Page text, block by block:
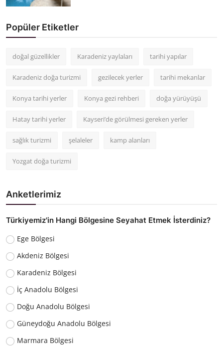
Popüler Etiketler
doğal güzellikler Karadeniz yaylaları tarihi yapılar
Karadeniz doğa turizmi gezilecek yerler tarihi mekanlar
Konya tarihi yerler Konya gezi rehberi doğa yürüyüşü
Hatay tarihi yerler Kayseri’de görülmesi gereken yerler
sağlık turizmi şelaleler kamp alanları
Yozgat doğa turizmi
Anketlerimiz
Türkiyemiz'in Hangi Bölgesine Seyahat Etmek İsterdiniz?
Ege Bölgesi
Akdeniz Bölgesi
Karadeniz Bölgesi
İç Anadolu Bölgesi
Doğu Anadolu Bölgesi
Güneydoğu Anadolu Bölgesi
Marmara Bölgesi